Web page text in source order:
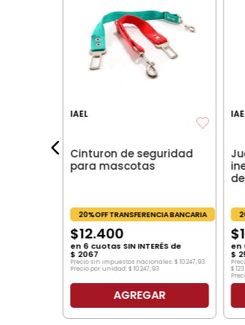
IAEL
Cinturon de seguridad
para mascotas
20%OFF TRANSFERENCIA BANCARIA
$12.400
en 6 cuotas SIN INTERÉS de
$ 2067
Precio sin impuestos nacionales:$10.247,93
Precio por unidad:$10.247,93
AGREGAR
$
en
$
$ 123.